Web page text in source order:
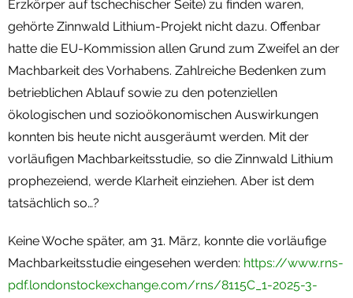
Erzkörper auf tschechischer Seite) zu finden waren,
gehörte Zinnwald Lithium-Projekt nicht dazu. Offenbar
hatte die EU-Kommission allen Grund zum Zweifel an der
Machbarkeit des Vorhabens. Zahlreiche Bedenken zum
betrieblichen Ablauf sowie zu den potenziellen
ökologischen und sozioökonomischen Auswirkungen
konnten bis heute nicht ausgeräumt werden. Mit der
vorläufigen Machbarkeitsstudie, so die Zinnwald Lithium
prophezeiend, werde Klarheit einziehen. Aber ist dem
tatsächlich so…?
Keine Woche später, am 31. März, konnte die vorläufige
Machbarkeitsstudie eingesehen werden: https://www.rns-
pdf.londonstockexchange.com/rns/8115C_1-2025-3-